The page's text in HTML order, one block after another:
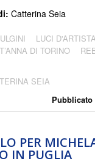
Catterina Seia
LUCI D'ARTISTA
DI TORINO
SEIA
PER
IN PUGLIA